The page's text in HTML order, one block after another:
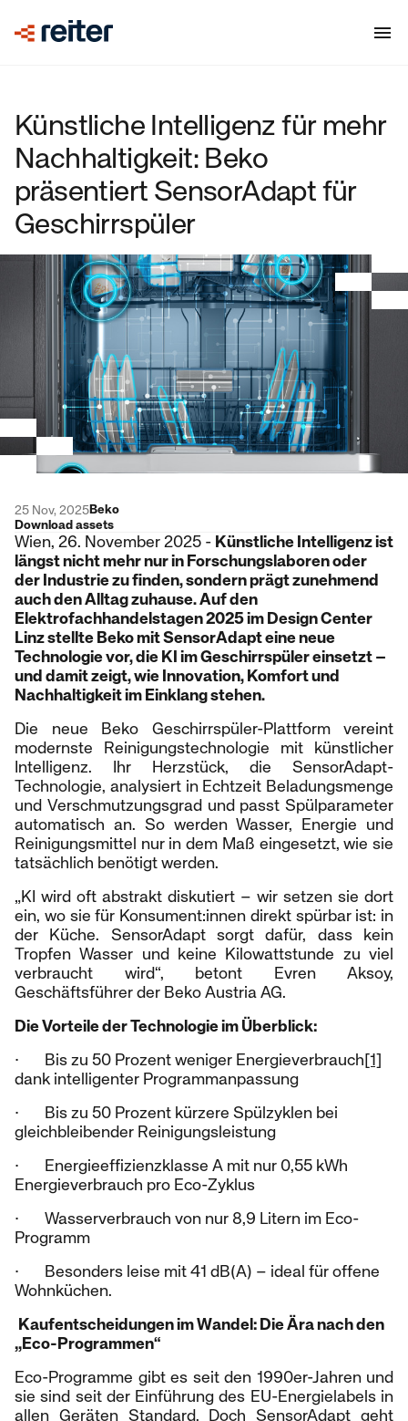
Künstliche Intelligenz für mehr
Nachhaltigkeit: Beko
präsentiert SensorAdapt für
Geschirrspüler
25 Nov, 2025Beko
Download assets
Wien, 26. November 2025 - Künstliche Intelligenz ist
längst nicht mehr nur in Forschungslaboren oder
der Industrie zu finden, sondern prägt zunehmend
auch den Alltag zuhause. Auf den
Elektrofachhandelstagen 2025 im Design Center
Linz stellte Beko mit SensorAdapt eine neue
Technologie vor, die KI im Geschirrspüler einsetzt –
und damit zeigt, wie Innovation, Komfort und
Nachhaltigkeit im Einklang stehen.
Die neue Beko Geschirrspüler-Plattform vereint
modernste Reinigungstechnologie mit künstlicher
Intelligenz. Ihr Herzstück, die SensorAdapt-
Technologie, analysiert in Echtzeit Beladungsmenge
und Verschmutzungsgrad und passt Spülparameter
automatisch an. So werden Wasser, Energie und
Reinigungsmittel nur in dem Maß eingesetzt, wie sie
tatsächlich benötigt werden.
„KI wird oft abstrakt diskutiert – wir setzen sie dort
ein, wo sie für Konsument:innen direkt spürbar ist: in
der Küche. SensorAdapt sorgt dafür, dass kein
Tropfen Wasser und keine Kilowattstunde zu viel
verbraucht wird“, betont Evren Aksoy,
Geschäftsführer der Beko Austria AG.
Die Vorteile der Technologie im Überblick:
· Bis zu 50 Prozent weniger Energieverbrauch[1]
dank intelligenter Programmanpassung
· Bis zu 50 Prozent kürzere Spülzyklen bei
gleichbleibender Reinigungsleistung
· Energieeffizienzklasse A mit nur 0,55 kWh
Energieverbrauch pro Eco-Zyklus
· Wasserverbrauch von nur 8,9 Litern im Eco-
Programm
· Besonders leise mit 41 dB(A) – ideal für offene
Wohnküchen.
Kaufentscheidungen im Wandel: Die Ära nach den
„Eco-Programmen“
Eco-Programme gibt es seit den 1990er-Jahren und
sie sind seit der Einführung des EU-Energielabels in
allen Geräten Standard. Doch SensorAdapt geht